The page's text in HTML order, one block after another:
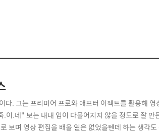
. 그는 프리미어 프로와 애프터 이펙트를 활용해 영
.네" 보는 내내 입이 다물어지지 않을 정도로 잘 만
보며 영상 편집을 배울 일은 없었을텐데 하는 생각